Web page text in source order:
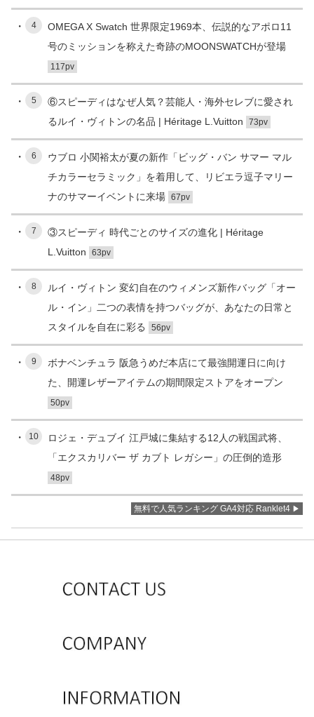
4
OMEGA X Swatch 世界限定1969本、伝説的なアポロ11
号のミッションを称えた奇跡のMOONSWATCHが登場
117pv
5
⑥スピーディはなぜ人気？芸能人・海外セレブに愛され
るルイ・ヴィトンの名品 | Héritage L.Vuitton
73pv
6
ウブロ 小関裕太が夏の新作「ビッグ・バン サマー マル
チカラーセラミック」を着用して、リビエラ逗子マリー
ナのサマーイベントに来場 67pv
7
③スピーディ 時代ごとのサイズの進化 | Héritage
L.Vuitton
63pv
8
ルイ・ヴィトン 変幻自在のウィメンズ新作バッグ「オー
ル・イン」二つの表情を持つバッグが、あなたの日常と
スタイルを自在に彩る
56pv
9
ボナベンチュラ 阪急うめだ本店にて最強開運日に向け
た、開運レザーアイテムの期間限定ストアをオープン
50pv
10
ロジェ・デュブイ 江戸城に集結する12人の戦国武将、
「エクスカリバー ザ カブト レガシー」の圧倒的造形
48pv
無料で人気ランキング GA4対応 Ranklet4